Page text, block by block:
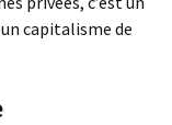
capitalisme de